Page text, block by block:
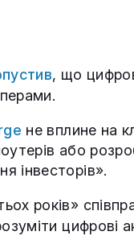
, що
не вплине на
або
інвесторів».
років»
цифрові